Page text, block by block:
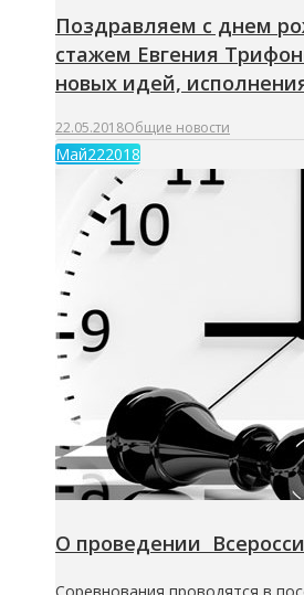
Поздравляем с днем
стажем Евгения
новых идей,
22.05.2018Общие новости
Май222018
О проведении